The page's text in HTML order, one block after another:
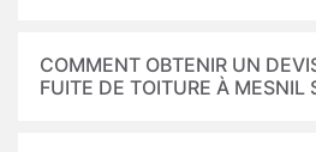
COMMENT OBTENIR UN
FUITE DE TOITURE À MESNIL